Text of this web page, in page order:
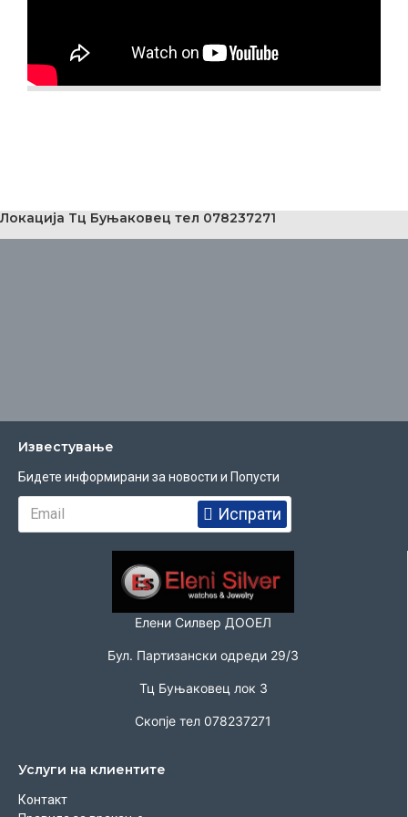
Локација Тц Буњаковец тел 078237271
Известувањe
Бидете информирани за новости и Попусти
Испрати
Елени Силвер ДООЕЛ
Бул. Партизански одреди 29/3
Тц Буњаковец лок 3
Скопје тел 078237271
Услуги на клиентите
Контакт